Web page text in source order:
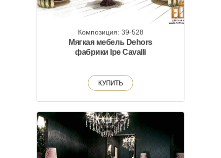
Композиция: 39-528
Мягкая мебель Dehors
фабрики Ipe Cavalli
КУПИТЬ